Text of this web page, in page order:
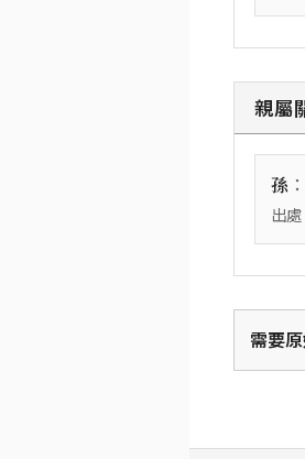
親屬
孫 ：
出處
需要